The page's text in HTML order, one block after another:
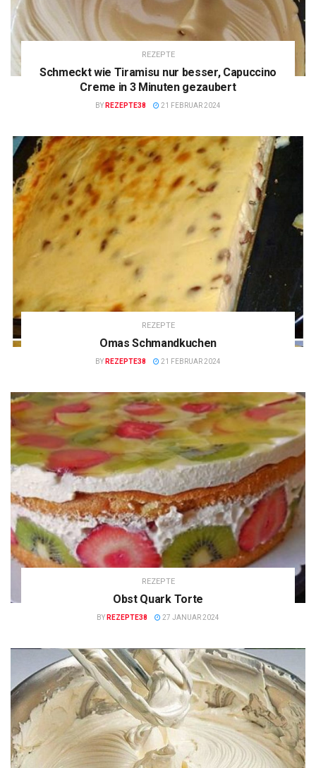
REZEPTE
Schmeckt wie Tiramisu nur besser, Capuccino
Creme in 3 Minuten gezaubert
BY REZEPTE38 21 FEBRUAR 2024
REZEPTE
Omas Schmandkuchen
BY REZEPTE38 21 FEBRUAR 2024
REZEPTE
Obst Quark Torte
BY REZEPTE38 27 JANUAR 2024